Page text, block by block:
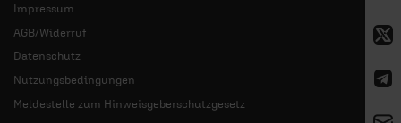
Impressum
AGB/Widerruf
Datenschutz
Nutzungsbedingungen
Meldestelle zum Hinweisgeberschutzgesetz